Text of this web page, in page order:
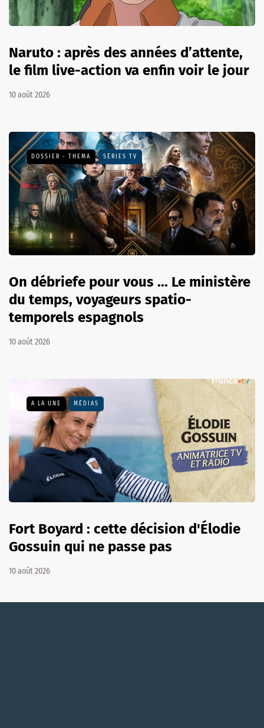
Naruto : après des années d’attente,
le film live-action va enfin voir le jour
10 août 2026
DOSSIER - THEMA SÉRIES TV
On débriefe pour vous ... Le ministère
du temps, voyageurs spatio-
temporels espagnols
10 août 2026
A LA UNE MÉDIAS
Fort Boyard : cette décision d'Élodie
Gossuin qui ne passe pas
10 août 2026